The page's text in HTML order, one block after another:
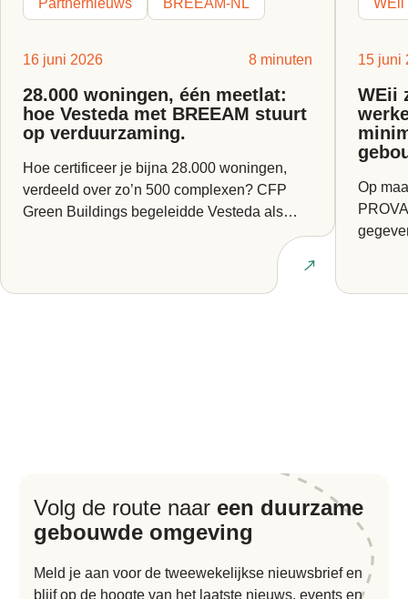
Partnernieuws BREEAM-NL
16 juni 2026 8 minuten
28.000 woningen, één meetlat:
hoe Vesteda met BREEAM stuurt
op verduurzaming.
Hoe certificeer je bijna 28.000 woningen,
verdeeld over zo’n 500 complexen? CFP
Green Buildings begeleidde Vesteda als
Lees artikel
WEii
15 juni
WEii
Op
Volg de route naar een duurzame
gebouwde omgeving
Meld je aan voor de tweewekelijkse nieuwsbrief en
blijf op de hoogte van het laatste nieuws, events en